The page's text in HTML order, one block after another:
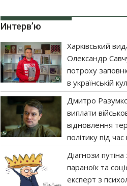
Интерв’ю
Харківський
Олександр
потроху
в українській
Дмитро
виплати
відновлення
політику під час
Діагнози путіна
параноїк та
експерт з